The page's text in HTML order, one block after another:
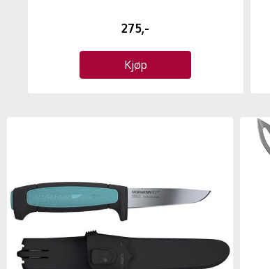
275,-
Kjøp